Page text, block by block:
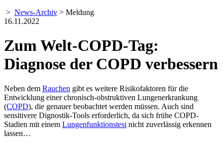
> News-Archiv > Meldung
16.11.2022
Zum Welt-COPD-Tag:
Diagnose der COPD verbessern
Neben dem Rauchen gibt es weitere Risikofaktoren für die
Entwicklung einer chronisch-obstruktiven Lungenerkrankung
(COPD), die genauer beobachtet werden müssen. Auch sind
sensitivere Dignostik-Tools erforderlich, da sich frühe COPD-
Stadien mit einem Lungenfunktionstest nicht zuverlässig erkennen
lassen…